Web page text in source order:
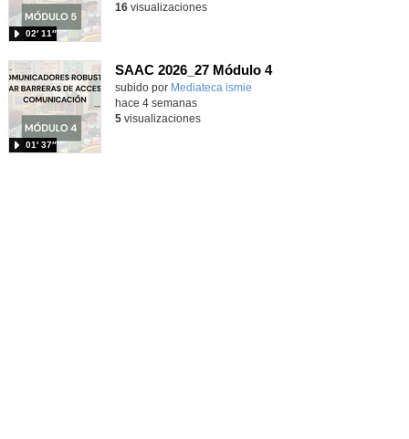
02′ 11″
16visualizaciones
SAAC 2026_27 Módulo 4
subido por Mediateca ismie
01′ 37″
hace 4 semanas
5visualizaciones